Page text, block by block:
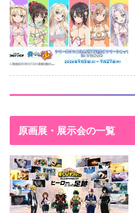
原画展・展示会の一覧